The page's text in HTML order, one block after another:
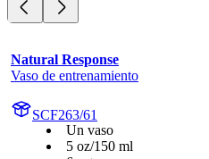
Natural Response
Vaso de entrenamiento
SCF263/61
Un vaso
5 oz/150 ml